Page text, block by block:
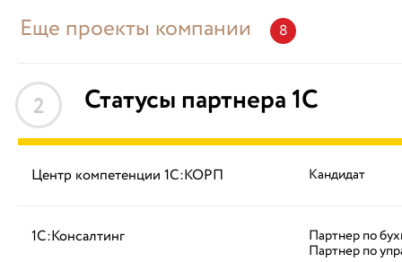
Еще проекты компании 8
2 Статусы партнера 1С
Центр компетенции 1С:КОРП Кандидат
1С:Консалтинг Партнер по
Партнер по